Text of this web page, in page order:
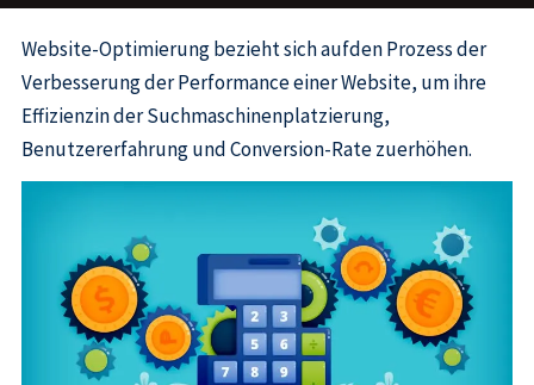
Website-Optimierung bezieht sich aufden Prozess der
Verbesserung der Performance einer Website, um ihre
Effizienzin der Suchmaschinenplatzierung,
Benutzererfahrung und Conversion-Rate zuerhöhen.